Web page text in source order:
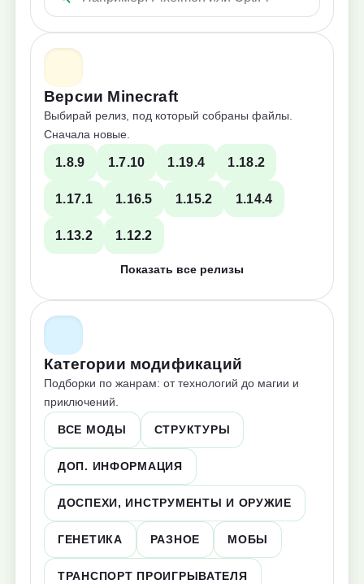
Версии Minecraft
Выбирай релиз, под который собраны файлы.
Сначала новые.
1.8.9 1.7.10 1.19.4 1.18.2
1.17.1 1.16.5 1.15.2 1.14.4
1.13.2 1.12.2
Показать все релизы
Категории модификаций
Подборки по жанрам: от технологий до магии и
приключений.
ВСЕ МОДЫ СТРУКТУРЫ
ДОП. ИНФОРМАЦИЯ
ДОСПЕХИ, ИНСТРУМЕНТЫ И ОРУЖИЕ
ГЕНЕТИКА РАЗНОЕ МОБЫ
ТРАНСПОРТ ПРОИГРЫВАТЕЛЯ